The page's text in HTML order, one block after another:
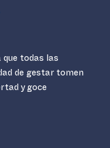
que todas las
de gestar tomen
y goce